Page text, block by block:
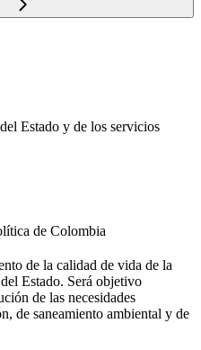
Estado y de los servicios
de Colombia
de la calidad de vida de la
Estado. Será objetivo
de las necesidades
de saneamiento ambiental y de